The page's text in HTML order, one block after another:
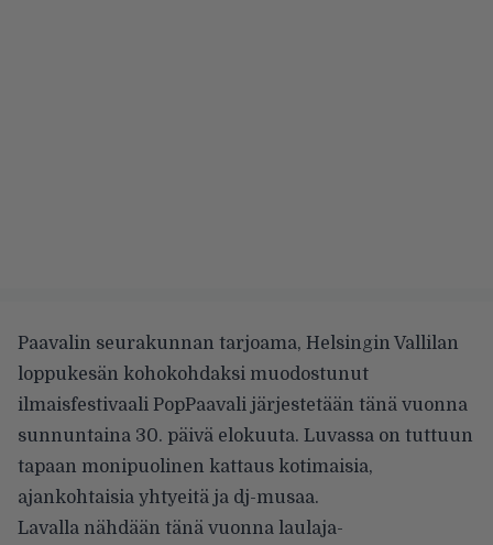
Paavalin seurakunnan tarjoama, Helsingin Vallilan
loppukesän kohokohdaksi muodostunut
ilmaisfestivaali PopPaavali järjestetään tänä vuonna
sunnuntaina 30. päivä elokuuta. Luvassa on tuttuun
tapaan monipuolinen kattaus kotimaisia,
ajankohtaisia yhtyeitä ja dj-musaa.
Lavalla nähdään tänä vuonna laulaja-